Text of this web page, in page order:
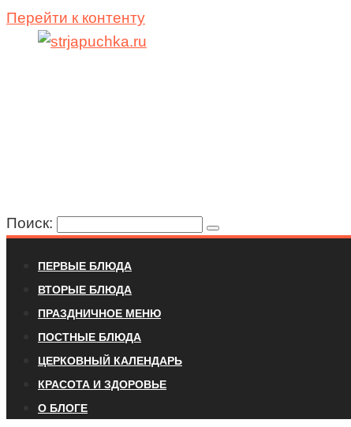
Перейти к контенту
Поиск:
ПЕРВЫЕ БЛЮДА
ВТОРЫЕ БЛЮДА
ПРАЗДНИЧНОЕ МЕНЮ
ПОСТНЫЕ БЛЮДА
ЦЕРКОВНЫЙ КАЛЕНДАРЬ
КРАСОТА И ЗДОРОВЬЕ
О БЛОГЕ